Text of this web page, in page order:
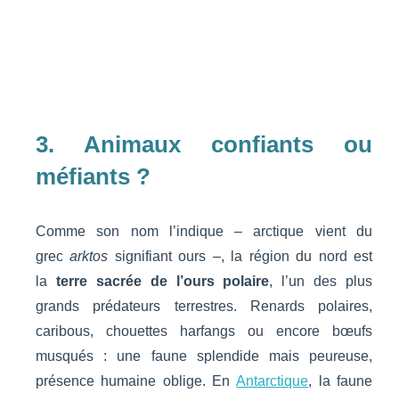
3. Animaux confiants ou
méfiants ?
Comme son nom l’indique – arctique vient du
grecarktos signifiant ours –, la région du nord est
la terre sacrée de l’ours polaire, l’un des plus
grands prédateurs terrestres. Renards polaires,
caribous, chouettes harfangs ou encore bœufs
musqués : une faune splendide mais peureuse,
présence humaine oblige. EnAntarctique, la faune